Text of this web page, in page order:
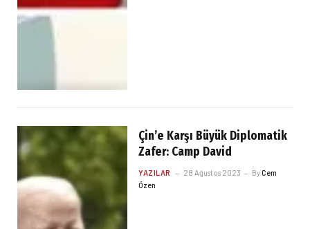
Çin’e Karşı Büyük Diplomatik
Zafer: Camp David
YAZILAR 28 Ağustos 2023 ByCem
Özen